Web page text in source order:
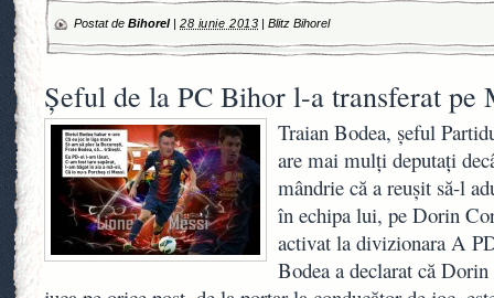
Postat de Bihorel| 28 iunie 2013 |Blitz Bihorel
Şeful de la PC Bihor l-a transferat pe
Traian Bodea, şeful
are mai mulţi deputaţi
mândrie că a reuşit să-l
în echipa lui, pe Dorin
activat la divizionara A
Bodea a declarat că